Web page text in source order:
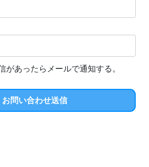
があったらメールで通知する。